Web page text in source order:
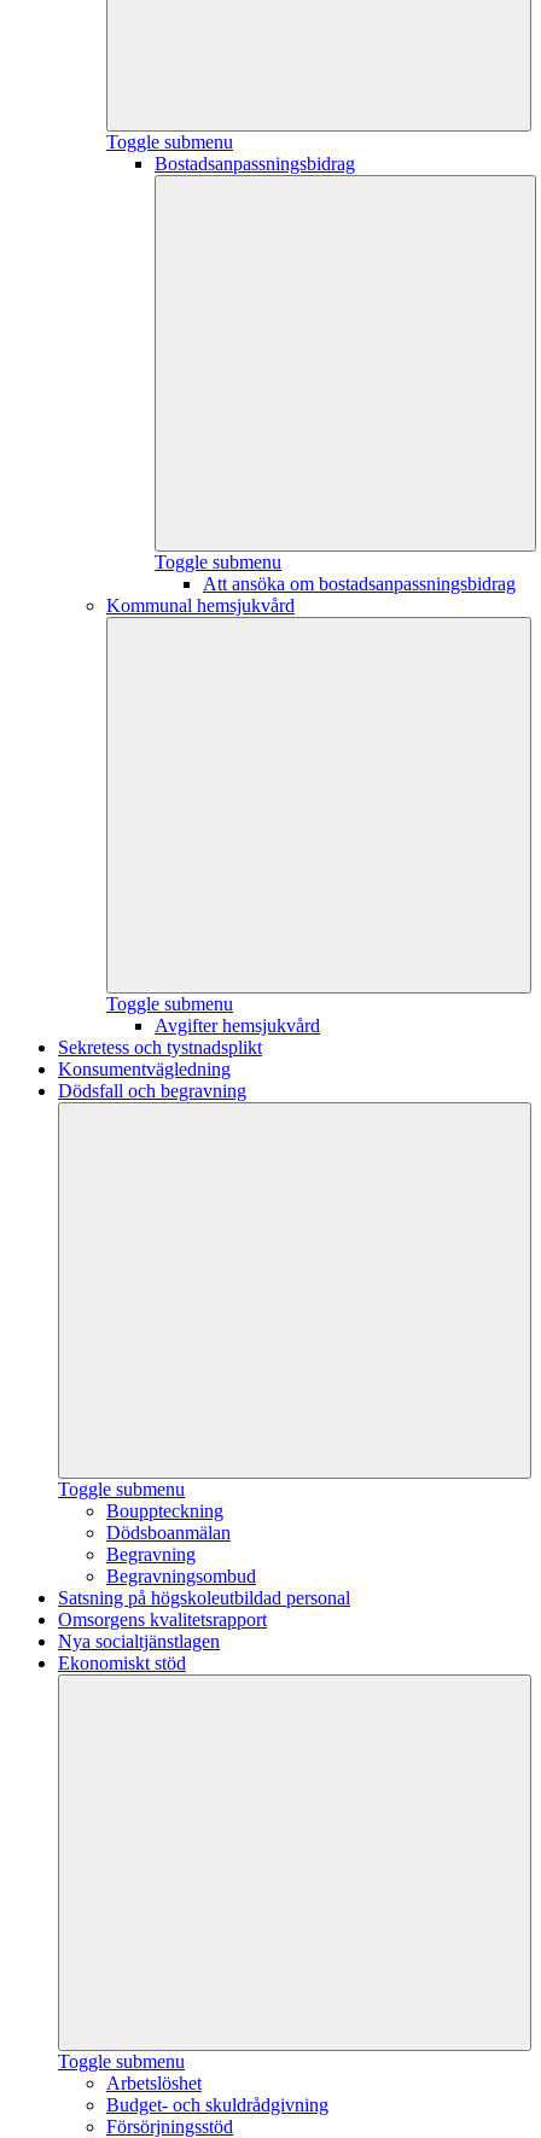
Toggle submenu
Bostadsanpassningsbidrag
Toggle submenu
Att ansöka om bostadsanpassningsbidrag
Kommunal hemsjukvård
Toggle submenu
Avgifter hemsjukvård
Sekretess och tystnadsplikt
Konsumentvägledning
Dödsfall och begravning
Toggle submenu
Bouppteckning
Dödsboanmälan
Begravning
Begravningsombud
Satsning på högskoleutbildad personal
Omsorgens kvalitetsrapport
Nya socialtjänstlagen
Ekonomiskt stöd
Toggle submenu
Arbetslöshet
Budget- och skuldrådgivning
Försörjningsstöd